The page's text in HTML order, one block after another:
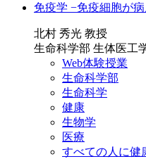
免疫学 −免疫細胞が
北村 秀光 教授
生命科学部 生体医工
Web体験授業
生命科学部
生命科学
健康
生物学
医療
すべての人に健